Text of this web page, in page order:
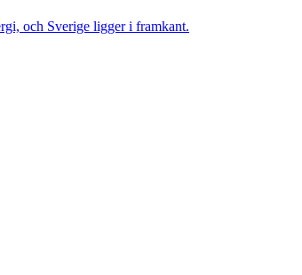
och Sverige ligger i framkant.